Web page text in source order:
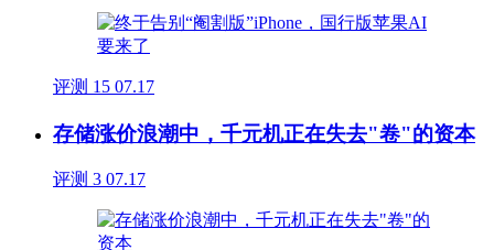
评测 15 07.17
存储涨价浪潮中，千元机正在失去"卷"的资本
评测 3 07.17